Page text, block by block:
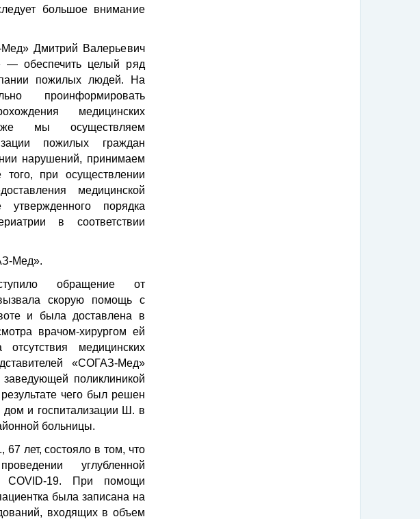
большое внимание
Дмитрий Валерьевич
— обеспечить целый ряд
пожилых людей. На
проинформировать
медицинских
мы осуществляем
пожилых граждан
нарушений, принимаем
при осуществлении
медицинской
порядка
в соответствии
Мед».
обращение от
скорую помощь с
и была доставлена в
врачом-хирургом ей
медицинских
«СОГАЗ-Мед»
поликлиникой
чего был решен
дом и госпитализации Ш. в
больницы.
лет, состояло в том, что
углубленной
COVID-19. При помощи
была записана на
входящих в объем